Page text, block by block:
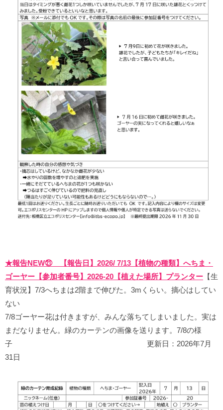
★報告NEW㉑ 【報告日】2026/ 7/13【植物の種類】へちま・
ゴーヤー【参加者番号】2026-20【植えた場所】プランター 【生
育状況】7/3へちまは2階まで伸びた。3mくらい。摘心はしてい
ない
7/8ゴーヤー花は付きますが、みんな落ちてしまいました。実は
まだなりません。緑のカーテンの画像を送ります。7/8の様
子 更新日：2026年7月
31日